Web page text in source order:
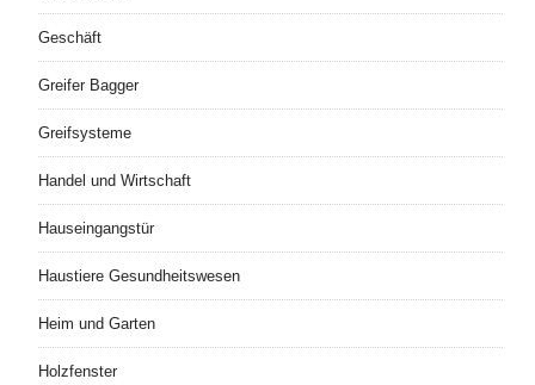
Geschäft
Greifer Bagger
Greifsysteme
Handel und Wirtschaft
Hauseingangstür
Haustiere Gesundheitswesen
Heim und Garten
Holzfenster